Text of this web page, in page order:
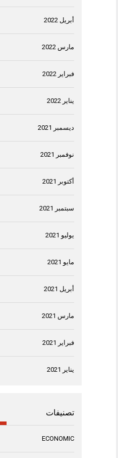
أبريل 2022
مارس 2022
فبراير 2022
يناير 2022
ديسمبر 2021
نوفمبر 2021
أكتوبر 2021
سبتمبر 2021
يوليو 2021
مايو 2021
أبريل 2021
مارس 2021
فبراير 2021
يناير 2021
تصنيفات
ECONOMIC